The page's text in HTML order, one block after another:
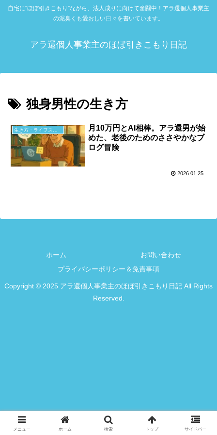
自宅に“ほぼ引きこもり”ながら、法人成りに向けて奮闘中！アラ還個人事業主
の泥臭くも愛おしい日々を書いています。
アラ還個人事業主のほぼ引きこもり日記
独身男性の生き方
月10万円とAI相棒。アラ還男が始
めた、老後のためのささやかなブ
ログ冒険
2026.01.25
ホーム
お問い合わせ
プライバシーポリシー＆免責事項
Copyright © 2025 アラ還個人事業主のほぼ引きこもり日記 All Rights
Reserved.
メニュー ホーム 検索 トップ サイドバー